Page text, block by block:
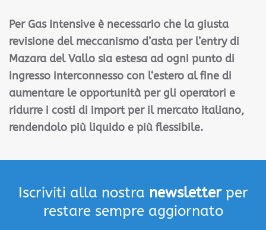
Per Gas Intensive è necessario che la giusta
revisione del meccanismo d’asta per l’entry di
Mazara del Vallo sia estesa ad ogni punto di
ingresso interconnesso con l‘estero al fine di
aumentare le opportunità per gli operatori e
ridurre i costi di import per il mercato italiano,
rendendolo più liquido e più flessibile.
Iscriviti alla nostra newsletterper
restare sempre aggiornato